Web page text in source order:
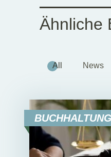
Ähnliche
All News
BUCHHALTUNG